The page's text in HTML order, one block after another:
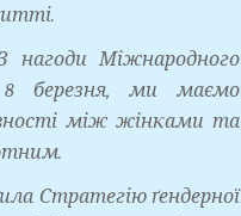
нагоди Міжнародного
8 березня, ми маємо
між жінками та
Стратегію ґендерної